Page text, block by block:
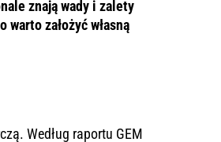
znają wady i zalety
założyć własną
Według raportu GEM